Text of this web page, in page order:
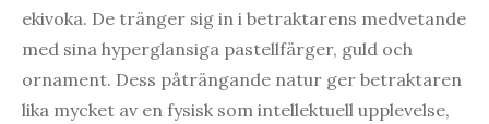
ekivoka. De tränger sig in i betraktarens medvetande
med sina hyperglansiga pastellfärger, guld och
ornament. Dess påträngande natur ger betraktaren
lika mycket av en fysisk som intellektuell upplevelse,